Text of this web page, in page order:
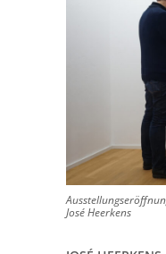
José Heerkens